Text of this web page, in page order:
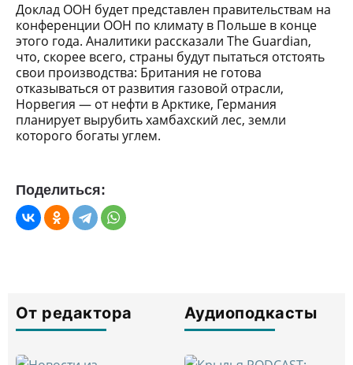
Доклад ООН будет представлен правительствам на
конференции ООН по климату в Польше в конце
этого года. Аналитики рассказали The Guardian,
что, скорее всего, страны будут пытаться отстоять
свои производства: Британия не готова
отказываться от развития газовой отрасли,
Норвегия — от нефти в Арктике, Германия
планирует вырубить хамбахский лес, земли
которого богаты углем.
Поделиться:
От редактора Аудиоподкасты